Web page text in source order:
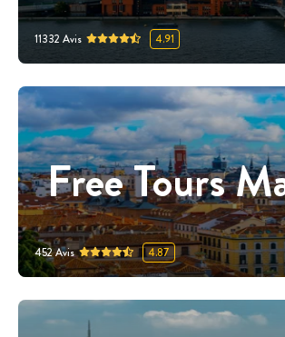
11332 Avis 4.91
Free Tours
452Avis 4.87